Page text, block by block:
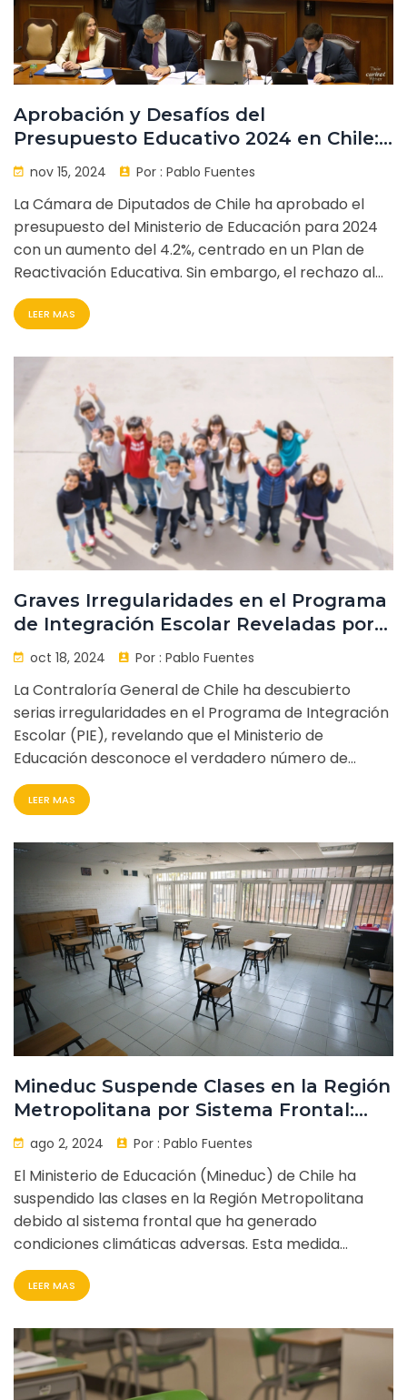
Aprobación y Desafíos del
Presupuesto Educativo 2024 en Chile:
Controversias en SLEP y SAE
nov 15, 2024 Por : Pablo Fuentes
La Cámara de Diputados de Chile ha aprobado el
presupuesto del Ministerio de Educación para 2024
con un aumento del 4.2%, centrado en un Plan de
Reactivación Educativa. Sin embargo, el rechazo al
Sistema de Servicios Locales de Educación Pública
(SLEP) y la suspensión del Sistema de Asistencia a la
asignación presupuestaria busca fortalecer el
aprendizaje, la asistencia y la convivencia, e incluye
un aumento en la Beca de Alimentación para la
Educación Superior.
LEER MAS
Graves Irregularidades en el Programa
de Integración Escolar Reveladas por
la Contraloría General de Chile
oct 18, 2024 Por : Pablo Fuentes
La Contraloría General de Chile ha descubierto
serias irregularidades en el Programa de Integración
Escolar (PIE), revelando que el Ministerio de
Educación desconoce el verdadero número de
estudiantes con Necesidades Educativas Especiales
(NEE). El informe destaca discrepancias en los datos
directamente en la calidad educativa y el apoyo
necesario para estos estudiantes.
LEER MAS
Mineduc Suspende Clases en la Región
Metropolitana por Sistema Frontal:
Medida de Seguridad
ago 2, 2024 Por : Pablo Fuentes
El Ministerio de Educación (Mineduc) de Chile ha
suspendido las clases en la Región Metropolitana
debido al sistema frontal que ha generado
condiciones climáticas adversas. Esta medida
pretende garantizar la seguridad de estudiantes y
personal escolar, afectando a todas las instituciones
LEER MAS